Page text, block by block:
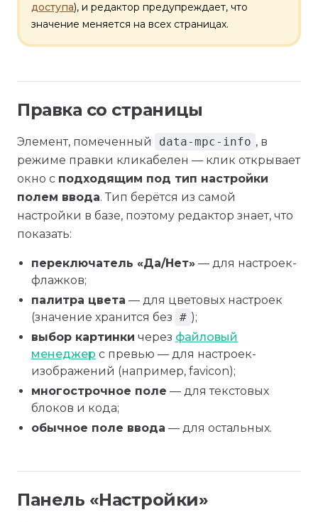
доступа), и редактор предупреждает, что
значение меняется на всех страницах.
Правка со страницы
Элемент, помеченный data-mpc-info , в
режиме правки кликабелен — клик открывает
окно с подходящим под тип настройки
полем ввода. Тип берётся из самой
настройки в базе, поэтому редактор знает, что
показать:
переключатель «Да/Нет» — для настроек-
флажков;
палитра цвета — для цветовых настроек
(значение хранится без # );
выбор картинки через файловый
менеджер с превью — для настроек-
изображений (например, favicon);
многострочное поле — для текстовых
блоков и кода;
обычное поле ввода — для остальных.
Панель «Настройки»